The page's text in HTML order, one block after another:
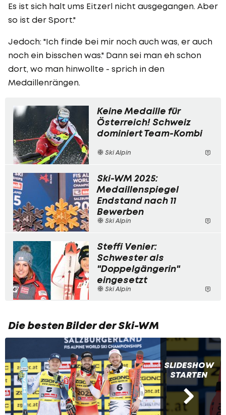
Es ist sich halt ums Eitzerl nicht ausgegangen. Aber
so ist der Sport."
Jedoch: "Ich finde bei mir noch auch was, er auch
noch ein bisschen was." Dann sei man eh schon
dort, wo man hinwollte - sprich in den
Medaillenrängen.
Keine Medaille für
Österreich! Schweiz
dominiert Team-Kombi
Ski Alpin
Ski-WM 2025:
Medaillenspiegel
Endstand nach 11
Bewerben
Ski Alpin
Steffi Venier:
Schwester als
"Doppelgängerin"
eingesetzt
Ski Alpin
Die besten Bilder der Ski-WM
SLIDESHOW
STARTEN